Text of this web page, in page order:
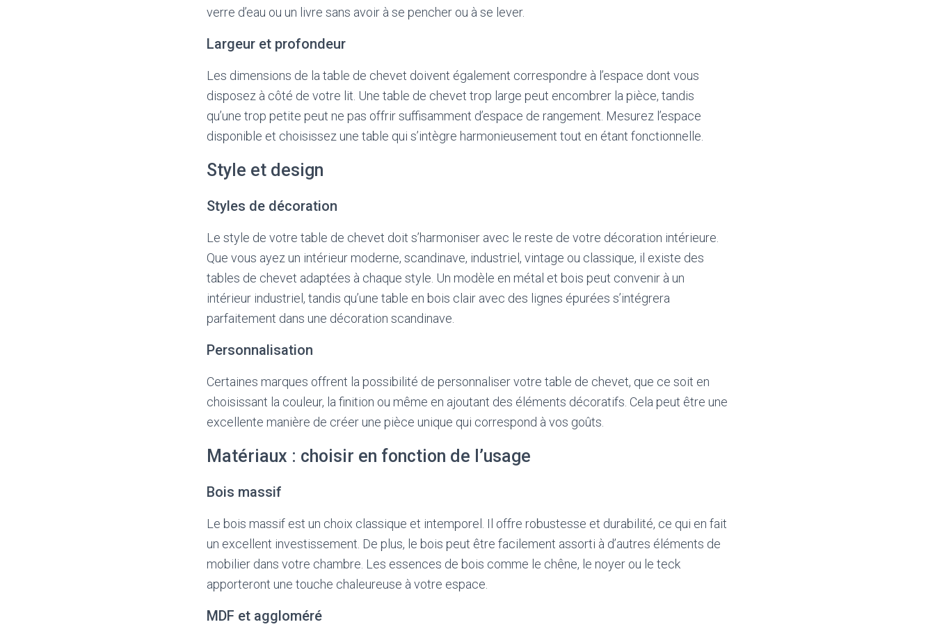
verre d’eau ou un livre sans avoir à se pencher ou à se lever.
Largeur et profondeur
Les dimensions de la table de chevet doivent également correspondre à l’espace dont vous
disposez à côté de votre lit. Une table de chevet trop large peut encombrer la pièce, tandis
qu’une trop petite peut ne pas offrir suffisamment d’espace de rangement. Mesurez l’espace
disponible et choisissez une table qui s’intègre harmonieusement tout en étant fonctionnelle.
Style et design
Styles de décoration
Le style de votre table de chevet doit s’harmoniser avec le reste de votre décoration intérieure.
Que vous ayez un intérieur moderne, scandinave, industriel, vintage ou classique, il existe des
tables de chevet adaptées à chaque style. Un modèle en métal et bois peut convenir à un
intérieur industriel, tandis qu’une table en bois clair avec des lignes épurées s’intégrera
parfaitement dans une décoration scandinave.
Personnalisation
Certaines marques offrent la possibilité de personnaliser votre table de chevet, que ce soit en
choisissant la couleur, la finition ou même en ajoutant des éléments décoratifs. Cela peut être une
excellente manière de créer une pièce unique qui correspond à vos goûts.
Matériaux : choisir en fonction de l’usage
Bois massif
Le bois massif est un choix classique et intemporel. Il offre robustesse et durabilité, ce qui en fait
un excellent investissement. De plus, le bois peut être facilement assorti à d’autres éléments de
mobilier dans votre chambre. Les essences de bois comme le chêne, le noyer ou le teck
apporteront une touche chaleureuse à votre espace.
MDF et aggloméré